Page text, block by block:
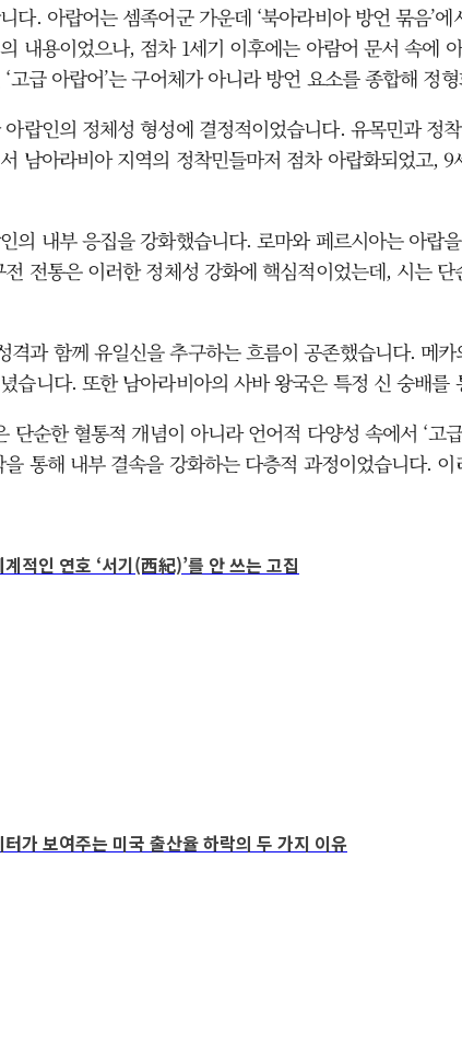
니다. 아랍어는 셈족어군 가운데 ‘북아라비아 방언 묶음
의 내용이었으나, 점차 1세기 이후에는 아람어 문서 속
‘고급 아랍어’는 구어체가 아니라 방언 요소를 종합해
아랍인의 정체성 형성에 결정적이었습니다. 유목민과
서 남아라비아 지역의 정착민들마저 점차 아랍화되었고
인의 내부 응집을 강화했습니다. 로마와 페르시아는 아
전 전통은 이러한 정체성 강화에 핵심적이었는데, 시는
격과 함께 유일신을 추구하는 흐름이 공존했습니다.
녔습니다. 또한 남아라비아의 사바 왕국은 특정 신 숭배
은 단순한 혈통적 개념이 아니라 언어적 다양성 속에서 ‘
을 통해 내부 결속을 강화하는 다층적 과정이었습니다.
적인 연호 ‘서기(西紀)’를 안 쓰는 고집
가 보여주는 미국 출산율 하락의 두 가지 이유